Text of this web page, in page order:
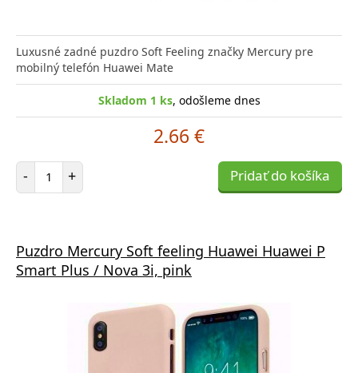
Luxusné zadné puzdro Soft Feeling značky Mercury pre
mobilný telefón Huawei Mate
Skladom 1 ks, odošleme dnes
2.66 €
- Počet položiek
+ Pridať do košíka
Puzdro Mercury Soft feeling Huawei Huawei P
Smart Plus / Nova 3i, pink